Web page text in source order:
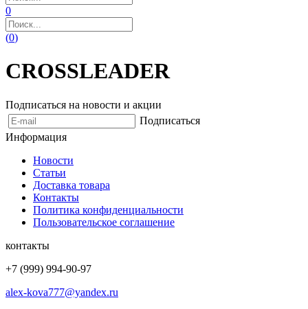
0
(0)
CROSSLEADER
Подписаться на новости и акции
Подписаться
Информация
Новости
Статьи
Доставка товара
Контакты
Политика конфиденциальности
Пользовательское соглашение
контакты
+7 (999) 994-90-97
alex-kova777@yandex.ru